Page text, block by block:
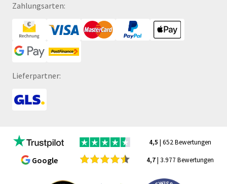
Zahlungsarten:
Lieferpartner:
4,5 | 652 Bewertungen
Google 4,7| 3.977 Bewertungen